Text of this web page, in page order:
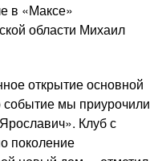
в «Максе»
области Михаил
открытие основной
мы приурочили
Клуб с
поколение